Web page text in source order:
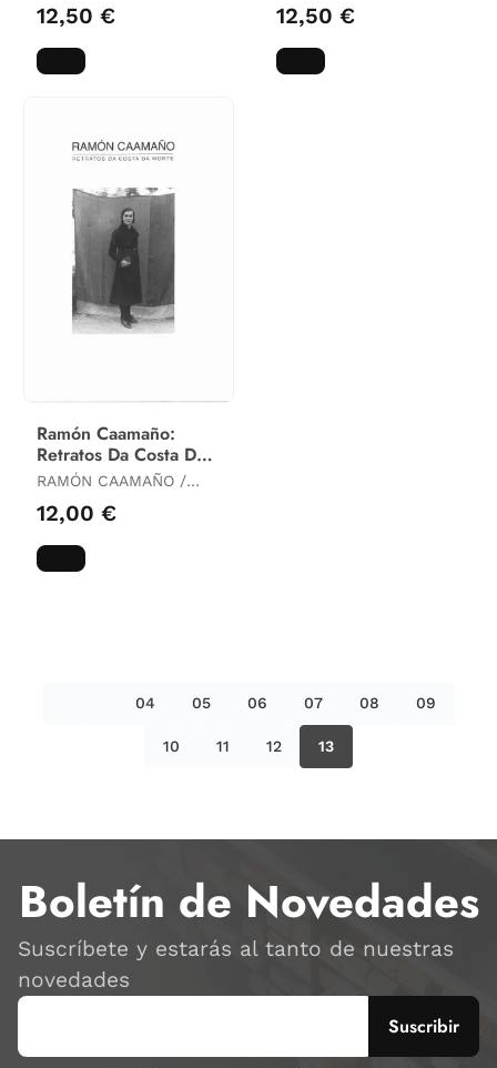
12,50 € 12,50 €
Ramón Caamaño:
Retratos Da Costa Da
Morte
RAMÓN CAAMAÑO /
SUÁREZ CANAL, XOSÉ
12,00 €
04 05 06 07 08 09
10 11 12 13
Boletín de Novedades
Suscríbete y estarás al tanto de nuestras
novedades